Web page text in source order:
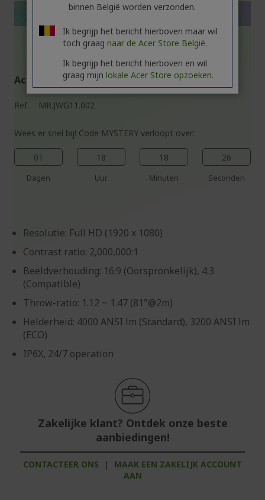
Pak extra korting met code
Acer Vero Beamer | PL2520i | Zwart
Ref. MR.JWG11.002
Wees er snel bij! Code MYSTERY verloopt over:
01
Dagen
18
Uur
18
Minuten
25
Seconden
Resolutie: Full HD (1920 x 1080)
Contrast ratio: 2,000,000:1
Beeldverhouding: 16:9 (Oorspronkelijk), 4:3
(Compatible)
Throw-ratio: 1.12 ~ 1.47 (81"@2m)
Helderheid: 4000 ANSI lm (Standard), 3200 ANSI lm
(ECO)
IP6X, 24/7 operation
Zakelijke klant? Ontdek onze beste
aanbiedingen!
CONTACTEER ONS |
MAAK EEN ZAKELIJK ACCOUNT
AAN
binnen België worden verzonden.
Ik begrijp het bericht hierboven maar wil
toch graag naar de Acer Store België.
Ik begrijp het bericht hierboven en wil
graag mijn lokale Acer Store opzoeken.